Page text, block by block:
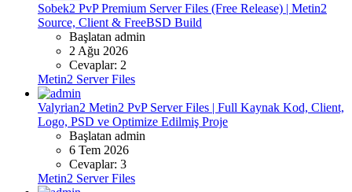
Sobek2 PvP Premium Server Files (Free Release) | Metin2
Source, Client & FreeBSD Build
Başlatan admin
2 Ağu 2026
Cevaplar: 2
Metin2 Server Files
Valyrian2 Metin2 PvP Server Files | Full Kaynak Kod, Client,
Logo, PSD ve Optimize Edilmiş Proje
Başlatan admin
6 Tem 2026
Cevaplar: 3
Metin2 Server Files